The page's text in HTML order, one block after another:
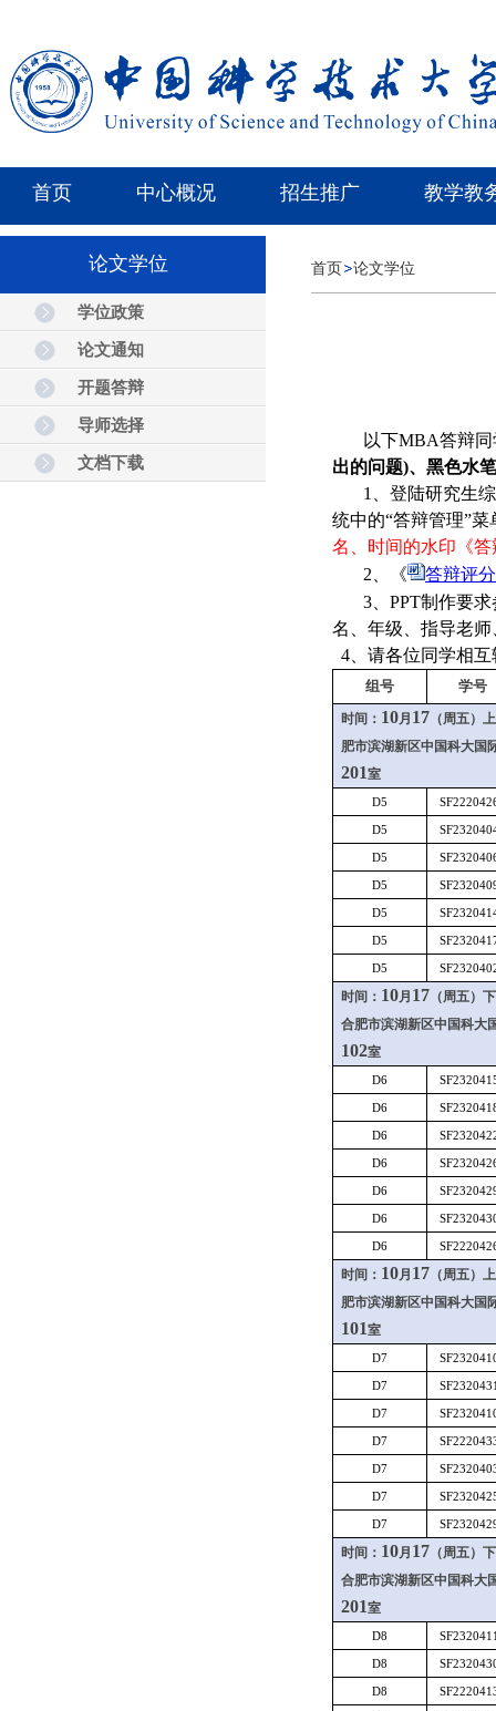
首页 中心概况 招生推广 教学教
论文学位
学位政策
论文通知
开题答辩
导师选择
文档下载
首页 论文学位
以下MBA答辩同
出的问题)、黑色水笔
1
、登陆研究生
统中的“答辩管理”
名、时间的水印《答
2 、《
答辩评
3
PPT制作要求
名、年级、指导老
4 、请各位同学相
组号 学号
时间： 10月 17 （周五）
肥市滨湖新区中国科大国
201室
D5
D5
D5
D5
D5
D5
D5
时间： 10月 17 （周五）
合肥市滨湖新区中国科大
102室
D6
D6
D6
D6
D6
D6
D6
时间： 10月 17 （周五）
肥市滨湖新区中国科大国
101室
D7
D7
D7
D7
D7
D7
D7
时间： 10月 17 （周五）
合肥市滨湖新区中国科大
201室
D8
D8
D8